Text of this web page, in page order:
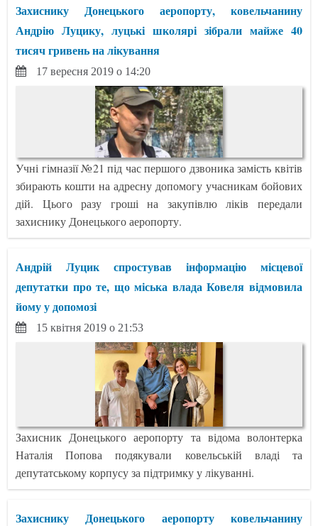
Захиснику Донецького аеропорту, ковельчанину
Андрію Луцику, луцькі школярі зібрали майже 40
тисяч гривень на лікування
17 вересня 2019 о 14:20
Учні гімназії №21 під час першого дзвоника замість квітів
збирають кошти на адресну допомогу учасникам бойових
дій. Цього разу гроші на закупівлю ліків передали
захиснику Донецького аеропорту.
Андрій Луцик спростував інформацію місцевої
депутатки про те, що міська влада Ковеля відмовила
йому у допомозі
15 квітня 2019 о 21:53
Захисник Донецького аеропорту та відома волонтерка
Наталія Попова подякували ковельській владі та
депутатському корпусу за підтримку у лікуванні.
Захиснику Донецького аеропорту ковельчанину